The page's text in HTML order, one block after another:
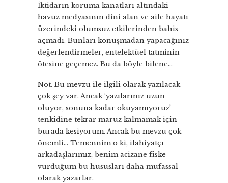
İktidarın koruma kanatları altındaki
havuz medyasının dini alan ve aile hayatı
üzerindeki olumsuz etkilerinden bahis
açmadı. Bunları konuşmadan yapacağınız
değerlendirmeler, entelektüel tatminin
ötesine geçemez. Bu da böyle bilene…
Not. Bu mevzu ile ilgili olarak yazılacak
çok şey var. Ancak ‘yazılarınız uzun
oluyor, sonuna kadar okuyamıyoruz’
tenkidine tekrar maruz kalmamak için
burada kesiyorum. Ancak bu mevzu çok
önemli… Temennim o ki, ilahiyatçı
arkadaşlarımız, benim acizane fiske
vurduğum bu hususları daha mufassal
olarak yazarlar.